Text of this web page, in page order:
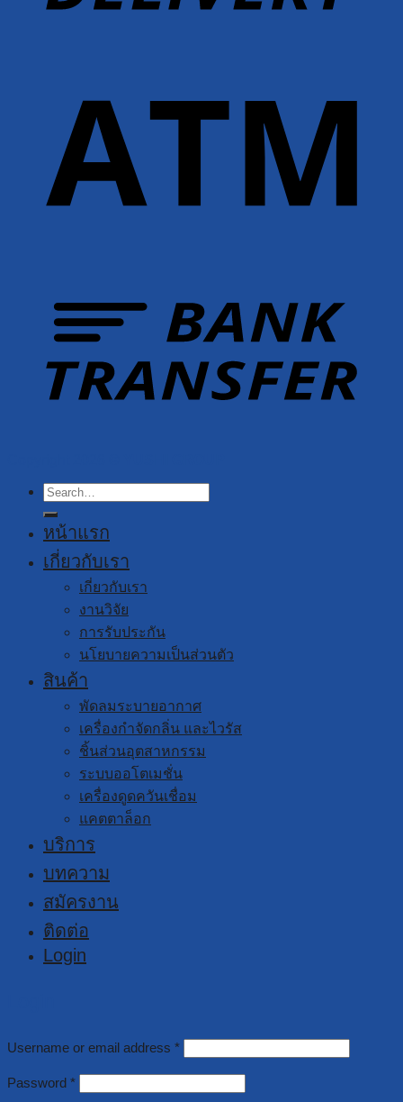
Search
for:
หน้าแรก
เกี่ยวกับเรา
เกี่ยวกับเรา
งานวิจัย
การรับประกัน
นโยบายความเป็นส่วนตัว
สินค้า
พัดลมระบายอากาศ
เครื่องกำจัดกลิ่น และไวรัส
ชิ้นส่วนอุตสาหกรรม
ระบบออโตเมชั่น
เครื่องดูดควันเชื่อม
แคตตาล็อก
บริการ
บทความ
สมัครงาน
ติดต่อ
Login
Username or email address *
Password *